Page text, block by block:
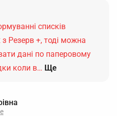
списків
Резерв +, тоді можна
дані по паперовому
коли в… Ще